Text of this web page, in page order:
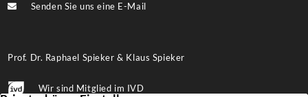
Senden Sie uns eine E-Mail
Prof. Dr. Raphael Spieker & Klaus Spieker
Wir sind Mitglied im IVD